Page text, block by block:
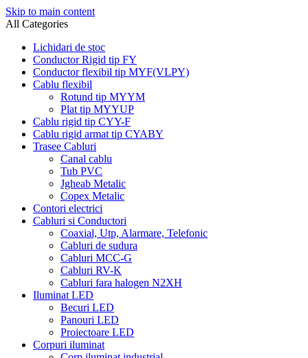
Skip to main content
All Categories
Lichidari de stoc
Conductor Rigid tip FY
Conductor flexibil tip MYF(VLPY)
Cablu flexibil
Rotund tip MYYM
Plat tip MYYUP
Cablu rigid tip CYY-F
Cablu rigid armat tip CYABY
Trasee Cabluri
Canal cablu
Tub PVC
Jgheab Metalic
Copex Metalic
Contori electrici
Cabluri si Conductori
Coaxial, Utp, Alarmare, Telefonic
Cabluri de sudura
Cabluri MCC-G
Cabluri RV-K
Cabluri fara halogen N2XH
Iluminat LED
Becuri LED
Panouri LED
Proiectoare LED
Corpuri iluminat